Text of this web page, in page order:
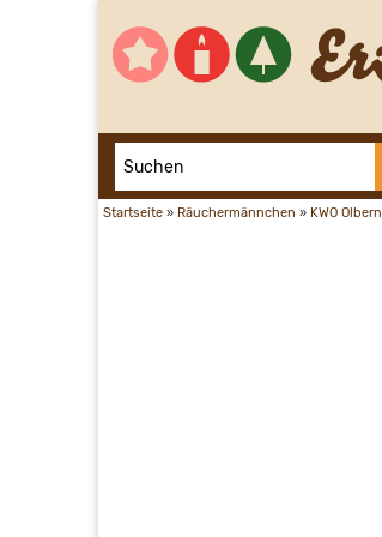
Startseite » Räuchermännchen » KWO